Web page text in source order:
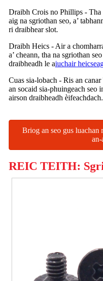
Draibh Crois no Phillips - Tha
aig na sgriothan seo, a’
ri draibhear slot.
Draibh Heics - Air a
a’ cheann, tha na sgriothan
draibheadh ​​le aiuchair
Cuas sia-lobach - Ris an
an socaid sia-phuingeach seo
airson draibheadh ​​èifeachdach.
Briog an seo gus luachan
an-
REIC TEITH: